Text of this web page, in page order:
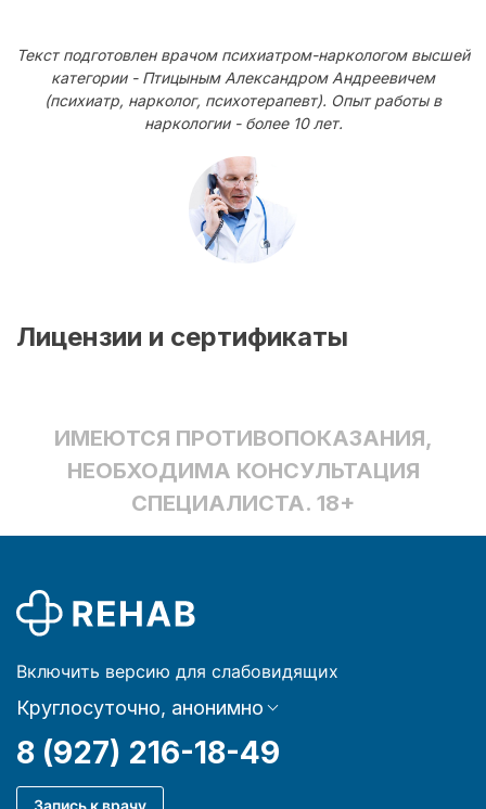
Текст подготовлен врачом психиатром-наркологом высшей
категории - Птицыным Александром Андреевичем
(психиатр, нарколог, психотерапевт). Опыт работы в
наркологии - более 10 лет.
Лицензии и сертификаты
ИМЕЮТСЯ ПРОТИВОПОКАЗАНИЯ,
НЕОБХОДИМА КОНСУЛЬТАЦИЯ
СПЕЦИАЛИСТА. 18+
Включить версию для слабовидящих
Круглосуточно, анонимно
8 (927) 216-18-49
Запись к врачу